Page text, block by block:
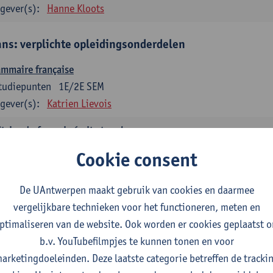
Hanne Kloots
verplichte opleidingsonderdelen
française
1E/2E SEM
Katrien Lievois
du français écrit et oral
Katrien Lievois Isa Van Acker
genres, discours en langue française
1E/2E SEM
studiepunten
Kris Peeters
verplichte opleidingsonderdelen
Cookie consent
De UAntwerpen maakt gebruik van cookies en daarmee
vergelijkbare technieken voor het functioneren, meten en
van de website. Ook worden er cookies geplaatst
b.v. YouTubefilmpjes te kunnen tonen en voor
Deze laatste categorie betreffen de